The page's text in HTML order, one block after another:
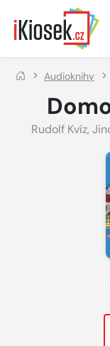
Přejít na hlavní obsah
Audioknihy
Rudolf Kvíz,